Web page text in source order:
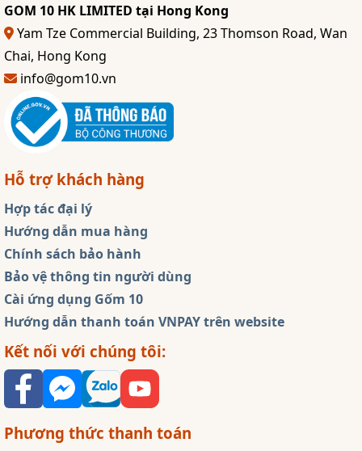
GOM 10 HK LIMITED tại Hong Kong
Yam Tze Commercial Building, 23 Thomson Road, Wan
Chai, Hong Kong
info@gom10.vn
Hỗ trợ khách hàng
Hợp tác đại lý
Hướng dẫn mua hàng
Chính sách bảo hành
Bảo vệ thông tin người dùng
Cài ứng dụng Gốm 10
Hướng dẫn thanh toán VNPAY trên website
Kết nối với chúng tôi:
Phương thức thanh toán